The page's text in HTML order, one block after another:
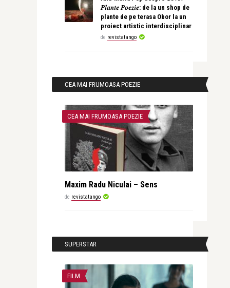
𝑃𝑙𝑎𝑛𝑡𝑒 𝑃𝑜𝑒𝑧𝑖𝑒: de la un shop de
plante de pe terasa Obor la un
proiect artistic interdisciplinar
de revistatango
CEA MAI FRUMOASA POEZIE
CEA MAI FRUMOASA POEZIE
Maxim Radu Niculai – Sens
de revistatango
SUPERSTAR
FILM